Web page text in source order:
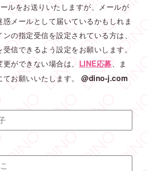
ルをお送りいたしますが、メールが
惑メールとして届いているかもしれま
の指定受信を設定されている方は、
信できるよう設定をお願いします。
ができない場合は、 LINE応募、ま
てお願いいたします。@dino-j.com